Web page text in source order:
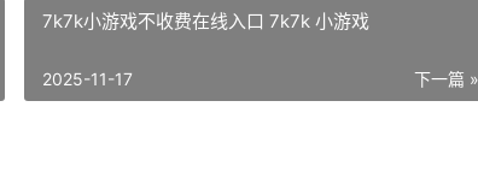
7k7k小游戏不收费在线入口 7k7k 小游戏
下一篇 »
2025-11-17